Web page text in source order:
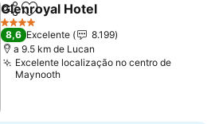
PartilharAdicionar aos favoritos
Glenroyal Hotel
4 Estrelas
8,6 Excelente
8.199
a 9.5 km de Lucan
Excelente localização no centro de
Maynooth